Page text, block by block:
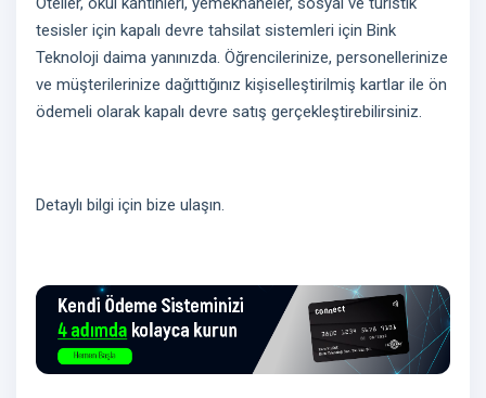
tesisler için kapalı devre tahsilat sistemleri için Bink
Teknoloji daima yanınızda. Öğrencilerinize, personellerinize
ve müşterilerinize dağıttığınız kişiselleştirilmiş kartlar ile ön
ödemeli olarak kapalı devre satış gerçekleştirebilirsiniz.
Detaylı bilgi için bize ulaşın.